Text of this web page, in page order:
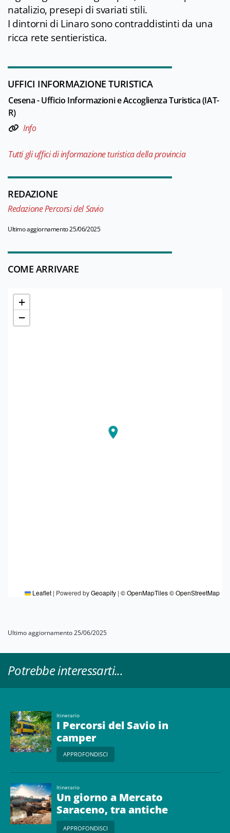
natalizio, presepi di svariati stili.
I dintorni di Linaro sono contraddistinti da una
ricca rete sentieristica.
UFFICI INFORMAZIONE TURISTICA
Cesena - Ufficio Informazioni e Accoglienza Turistica (IAT-
R)
Info
Tutti gli uffici di informazione turistica della provincia
REDAZIONE
Redazione Percorsi del Savio
Ultimo aggiornamento 25/06/2025
COME ARRIVARE
+
−
Leaflet | Powered byGeoapify | © OpenMapTiles© OpenStreetMap
Ultimo aggiornamento 25/06/2025
Potrebbe interessarti...
Itinerario
I Percorsi del Savio in
camper
APPROFONDISCI
Itinerario
Un giorno a Mercato
Saraceno, tra antiche
pievi e vini DOC
APPROFONDISCI